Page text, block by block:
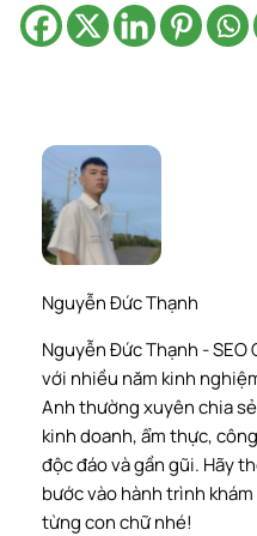
Nguyễn Đức Thạnh
Nguyễn Đức Thạnh -
với nhiều năm kinh
Anh thường xuyên chia
kinh doanh, ẩm thực,
độc đáo và gần gũi. Hãy
bước vào hành trình
từng con chữ nhé!